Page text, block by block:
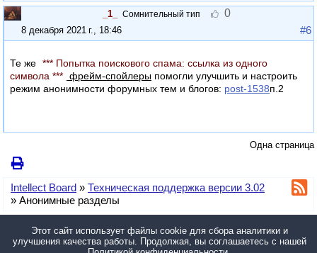
_1_ Сомнительный тип 0
8 декабря 2021 г., 18:46 #6
Те же *** Попытка поискового спама: ссылка из одного
символа *** фрейм-спойлеры помогли улучшить и настроить
режим анонимности форумных тем и блогов: post-1538п.2
Одна страница
Intellect Board » Техническая поддержка версии 3.02
» Анонимные разделы
У вас нет прав для отправки сообщений в эту тему.
© 2014—2026, 4X_Pro. •Политика конфиденциальности
Этот сайт использует файлы cookie для сбора аналитики и
улучшения качества работы. Продолжая, вы соглашаетесь с нашей